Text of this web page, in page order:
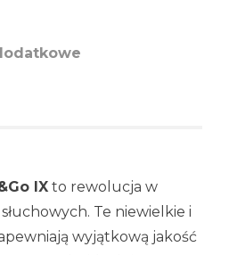
IX to rewolucja w
Te niewielkie i
wyjątkową jakość